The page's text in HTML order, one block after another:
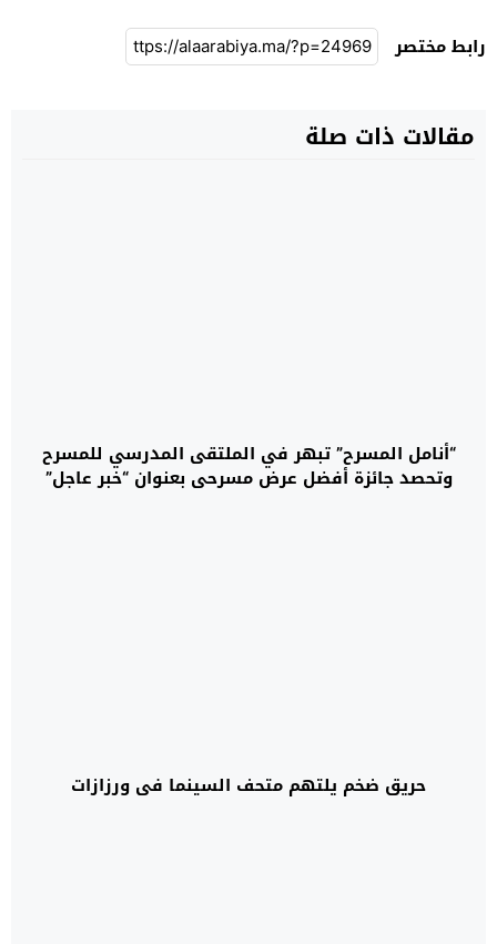
رابط مختصر
مقالات ذات صلة
“أنامل المسرح” تبهر في الملتقى المدرسي للمسرح
وتحصد جائزة أفضل عرض مسرحي بعنوان “خبر عاجل”
حريق ضخم يلتهم متحف السينما في ورزازات